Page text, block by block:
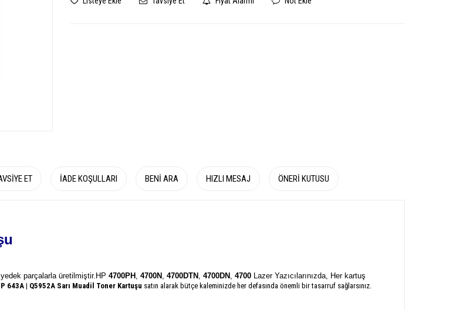
ET İADE KOŞULLARI BENI ARA HIZLI MESAJ ÖNERI KUTUSU
parçalarla üretilmiştir. HP 4700PH , 4700N , 4700DTN , 4700DN , 4700 Lazer Yazıcılarınızda, Her kartuş
643A | Q5952A Sarı Muadil Toner Kartuşu satın alarak bütçe kaleminizde her defasında önemli bir tasarruf sağlarsınız.